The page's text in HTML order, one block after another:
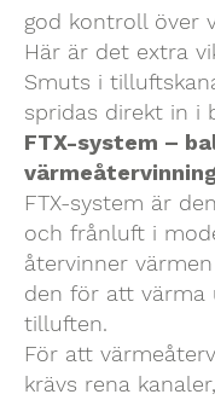
god kontroll över
Här är det extra
Smuts i
spridas direkt in i
FTX-system –
FTX-system är
och frånluft i
återvinner
den för att värma
tilluften.
För att
krävs rena